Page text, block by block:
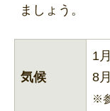
ましょう。
気候
1
8
※